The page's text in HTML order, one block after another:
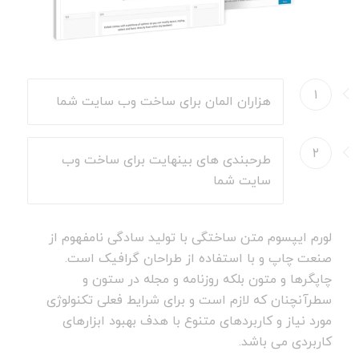
۱ هزاران المان برای ساخت وب سایت شما
۲
طرحبندی های بینهایت برای ساخت وب
سایت شما
لورم ایپسوم متن ساختگی با تولید سادگی نامفهوم از
صنعت چاپ و با استفاده از طراحان گرافیک است.
چاپگرها و متون بلکه روزنامه و مجله در ستون و
سطرآنچنان که لازم است و برای شرایط فعلی تکنولوژی
مورد نیاز و کاربردهای متنوع با هدف بهبود ابزارهای
کاربردی می باشد.